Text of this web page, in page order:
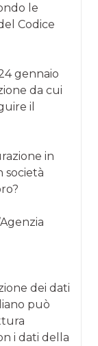
le
Codice
gennaio
da cui
il
in
società
dei dati
può
i dati della